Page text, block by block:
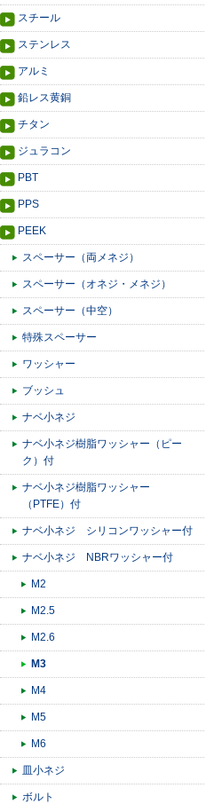
スチール
ステンレス
アルミ
鉛レス黄銅
チタン
ジュラコン
PBT
PPS
PEEK
スペーサー（両メネジ）
スペーサー（オネジ・メネジ）
スペーサー（中空）
特殊スペーサー
ワッシャー
ブッシュ
ナベ小ネジ
ナベ小ネジ樹脂ワッシャー（ピー
ク）付
ナベ小ネジ樹脂ワッシャー
（PTFE）付
ナベ小ネジ シリコンワッシャー付
ナベ小ネジ NBRワッシャー付
M2
M2.5
M2.6
M3
M4
M5
M6
皿小ネジ
ボルト